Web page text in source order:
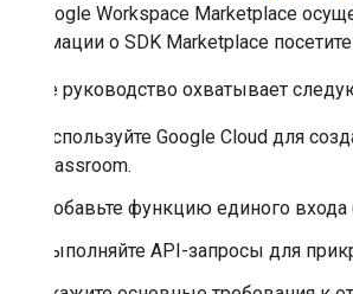
SDK Google Workspace Marketplace
информации о SDK Marketplace
Данное руководство охватывает
Используйте Google Cloud для
Classroom.
Добавьте функцию единого
Выполняйте API-запросы для